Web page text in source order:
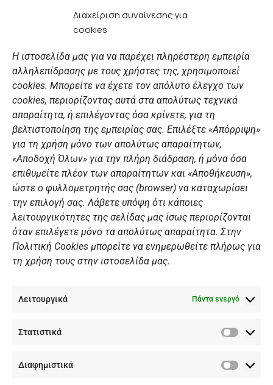
Διαχείριση συναίνεσης για
cookies
Η ιστοσελίδα μας για να παρέχει πληρέστερη εμπειρία
αλληλεπίδρασης με τους χρήστες της, χρησιμοποιεί
cookies. Μπορείτε να έχετε τον απόλυτο έλεγχο των
cookies, περιορίζοντας αυτά στα απολύτως τεχνικά
απαραίτητα, ή επιλέγοντας όσα κρίνετε, για τη
βελτιστοποίηση της εμπειρίας σας. Επιλέξτε «Απόρριψη»
για τη χρήση μόνο των απολύτως απαραίτητων,
«Αποδοχή Όλων» για την πλήρη διάδραση, ή μόνα όσα
επιθυμείτε πλέον των απαραίτητων και «Αποθήκευση»,
ώστε ο φυλλομετρητής σας (browser) να καταχωρίσει
την επιλογή σας. Λάβετε υπόψη ότι κάποιες
λειτουργικότητες της σελίδας μας ίσως περιορίζονται
όταν επιλέγετε μόνο τα απολύτως απαραίτητα. Στην
Πολιτική Cookies μπορείτε να ενημερωθείτε πλήρως για
τη χρήση τους στην ιστοσελίδα μας.
Λειτουργικά Πάντα ενεργό
Στατιστικά
Διαφημιστικά
F
a
e
b
o
o
k
t
a
g
r
a
m
t
u
b
e
n
k
e
d
i
n
ΣΎΝΔΕΣΜΟΙ
Αθλητικές σχολές
Διάπλους
Χορηγοί
Summer Camp
ΠΡΟΣΩΠΙΚΑ ΔΕΔΟΜΕΝΑ
Πολιτική Ιστοσελίδας
Πολιτική Cookies Iστοσελίδας
Γενική Πολιτική ΝΟΒ
Ενημέρωση Summer Camp
ΕΠΙΚΟΙΝΩΝΊΑ
+30 210 89 62 416